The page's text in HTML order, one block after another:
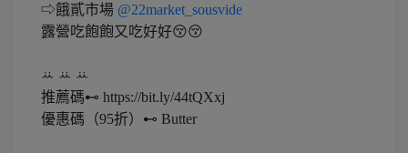
⇨餓貳市場 @22market_sousvide
露營吃飽飽又吃好好😚😚
ꕁ ꕁ ꕁ
推薦碼⊷ https://bit.ly/44tQXxj
優惠碼（95折）⊷ Butter